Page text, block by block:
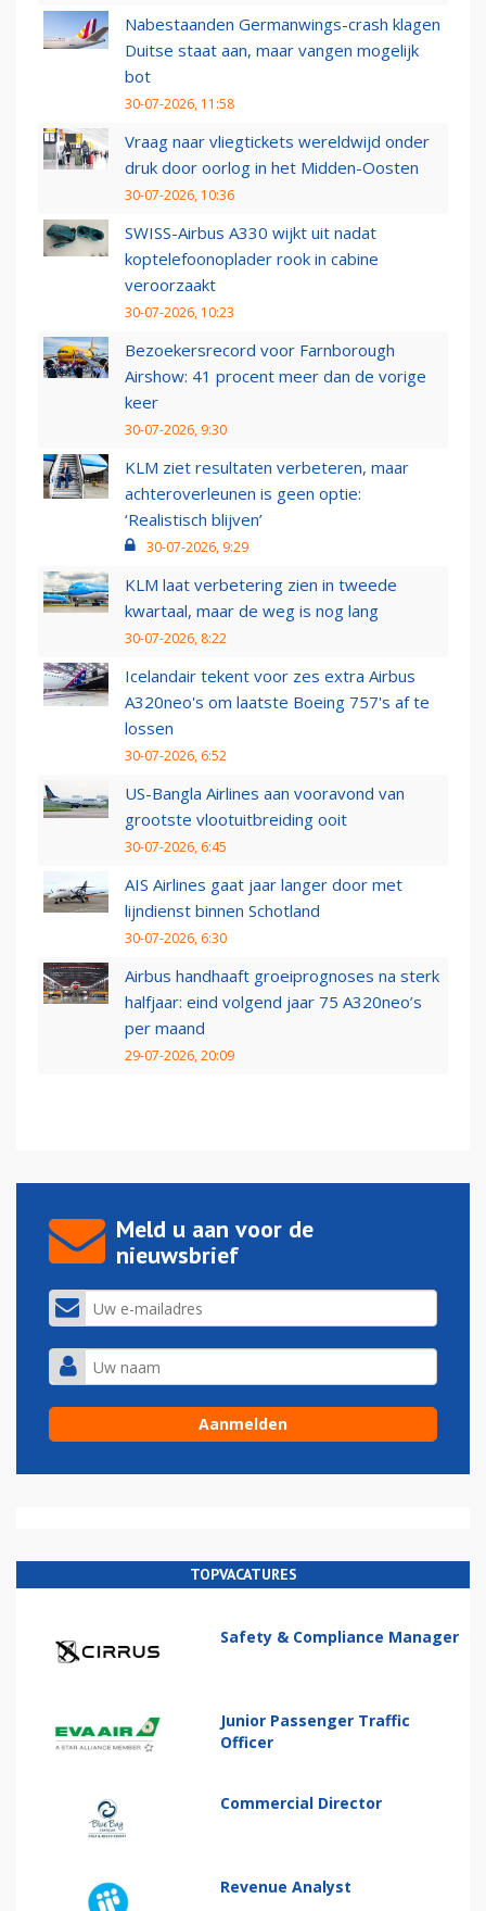
Nabestaanden Germanwings-crash klagen
Duitse staat aan, maar vangen mogelijk
bot
30-07-2026, 11:58
Vraag naar vliegtickets wereldwijd onder
druk door oorlog in het Midden-Oosten
30-07-2026, 10:36
SWISS-Airbus A330 wijkt uit nadat
koptelefoonoplader rook in cabine
veroorzaakt
30-07-2026, 10:23
Bezoekersrecord voor Farnborough
Airshow: 41 procent meer dan de vorige
keer
30-07-2026, 9:30
KLM ziet resultaten verbeteren, maar
achteroverleunen is geen optie:
‘Realistisch blijven’
30-07-2026, 9:29
KLM laat verbetering zien in tweede
kwartaal, maar de weg is nog lang
30-07-2026, 8:22
Icelandair tekent voor zes extra Airbus
A320neo's om laatste Boeing 757's af te
lossen
30-07-2026, 6:52
US-Bangla Airlines aan vooravond van
grootste vlootuitbreiding ooit
30-07-2026, 6:45
AIS Airlines gaat jaar langer door met
lijndienst binnen Schotland
30-07-2026, 6:30
Airbus handhaaft groeiprognoses na sterk
halfjaar: eind volgend jaar 75 A320neo’s
per maand
29-07-2026, 20:09
Meld u aan voor de
nieuwsbrief
TOPVACATURES
Safety & Compliance Manager
Junior Passenger Traffic
Officer
Commercial Director
Revenue Analyst